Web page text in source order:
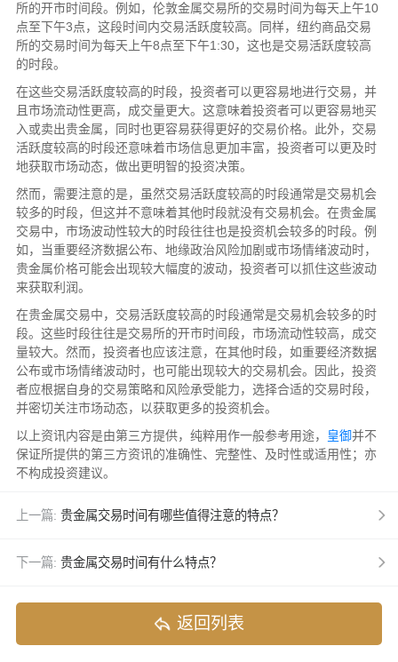
所的开市时间段。例如，伦敦金属交易所的交易时间为每天上午10
点至下午3点，这段时间内交易活跃度较高。同样，纽约商品交易
所的交易时间为每天上午8点至下午1:30，这也是交易活跃度较高
的时段。
在这些交易活跃度较高的时段，投资者可以更容易地进行交易，并
且市场流动性更高，成交量更大。这意味着投资者可以更容易地买
入或卖出贵金属，同时也更容易获得更好的交易价格。此外，交易
活跃度较高的时段还意味着市场信息更加丰富，投资者可以更及时
地获取市场动态，做出更明智的投资决策。
然而，需要注意的是，虽然交易活跃度较高的时段通常是交易机会
较多的时段，但这并不意味着其他时段就没有交易机会。在贵金属
交易中，市场波动性较大的时段往往也是投资机会较多的时段。例
如，当重要经济数据公布、地缘政治风险加剧或市场情绪波动时，
贵金属价格可能会出现较大幅度的波动，投资者可以抓住这些波动
来获取利润。
在贵金属交易中，交易活跃度较高的时段通常是交易机会较多的时
段。这些时段往往是交易所的开市时间段，市场流动性较高，成交
量较大。然而，投资者也应该注意，在其他时段，如重要经济数据
公布或市场情绪波动时，也可能出现较大的交易机会。因此，投资
者应根据自身的交易策略和风险承受能力，选择合适的交易时段，
并密切关注市场动态，以获取更多的投资机会。
以上资讯内容是由第三方提供，纯粹用作一般参考用途， 皇御并不
保证所提供的第三方资讯的准确性、完整性、及时性或适用性；亦
不构成投资建议。
上一篇: 贵金属交易时间有哪些值得注意的特点？
下一篇: 贵金属交易时间有什么特点？
返回列表